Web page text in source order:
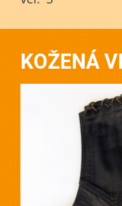
KOŽENÁ